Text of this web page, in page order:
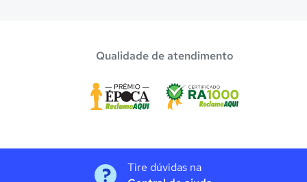
Qualidade de atendimento
Tire dúvidas na